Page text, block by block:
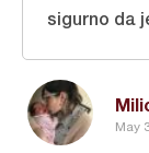
May
sigurno da